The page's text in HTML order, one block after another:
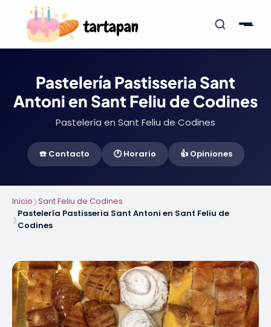
Pastelería Pastisseria Sant
Antoni en Sant Feliu de Codines
Pastelería en Sant Feliu de Codines
☎️ Contacto 🕐 Horario 👍 Opiniones
Inicio❯Sant Feliu de Codines
❯
Pastelería Pastisseria Sant Antoni en Sant Feliu de
Codines